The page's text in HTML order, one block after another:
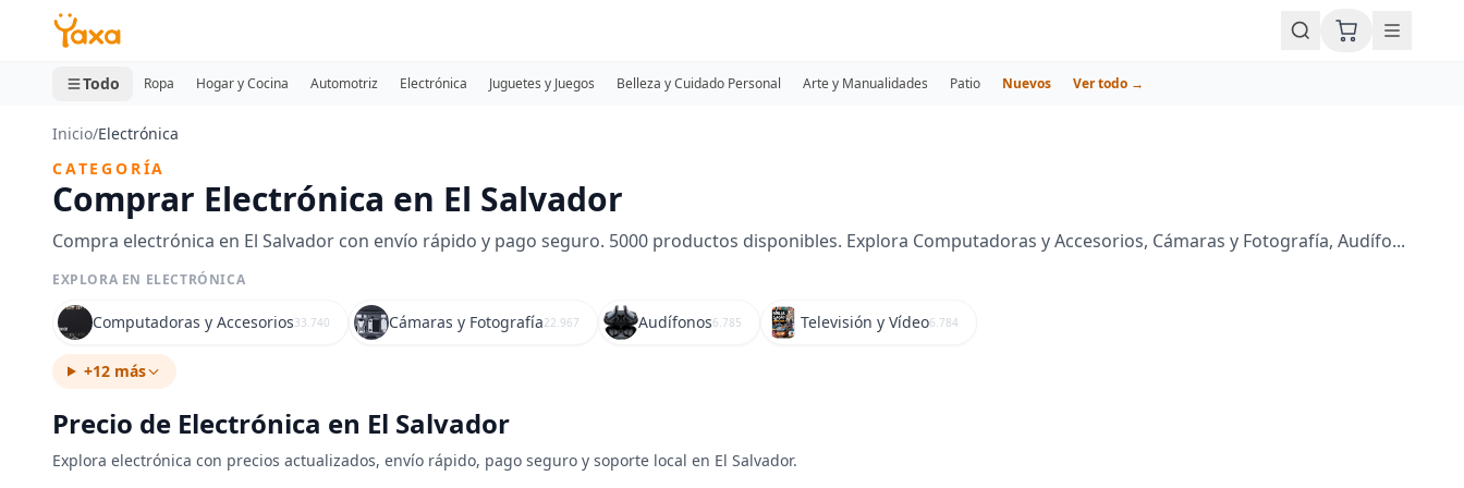
MINI CARRITO
0 productos
Todo Ropa Hogar y Cocina Automotriz Electrónica Juguetes y Juegos Belleza y Cuidado Personal Arte y Manualidades Patio Nuevos Ver todo →
Inicio/Electrónica
CATEGORÍA
Comprar Electrónica en El Salvador
Compra electrónica en El Salvador con envío rápido y pago seguro. 5000 productos disponibles. Explora Computadoras y Accesorios, Cámaras y Fotografía, Audífo...
EXPLORA EN ELECTRÓNICA
Computadoras y Accesorios33.740 Cámaras y Fotografía22.967 Audífonos6.785 Televisión y Vídeo6.784
+12 más
Precio de Electrónica en El Salvador
Explora electrónica con precios actualizados, envío rápido, pago seguro y soporte local en El Salvador.